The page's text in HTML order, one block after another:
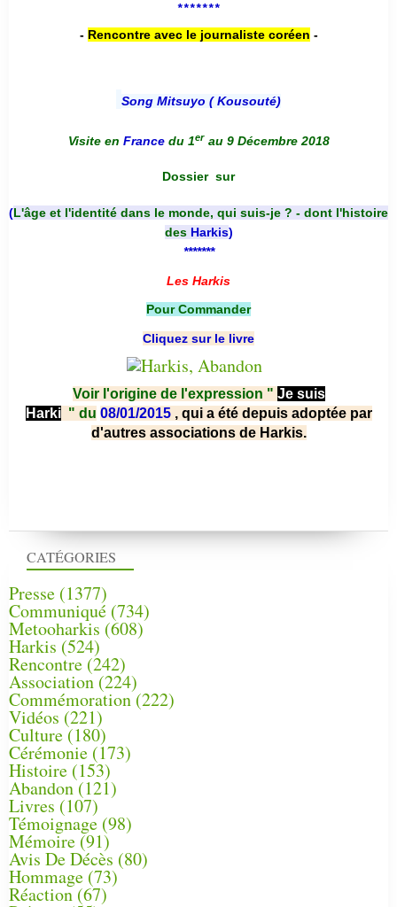
CATÉGORIES
Presse (1377)
Communiqué (734)
Metooharkis (608)
Harkis (524)
Rencontre (242)
Association (224)
Commémoration(222)
Vidéos (221)
Culture(180)
Cérémonie (173)
Histoire (153)
Abandon(121)
Livres (107)
Témoignage (98)
Mémoire (91)
Avis De Décès (80)
Hommage (73)
Réaction(67)
*******
- Rencontre avec le journaliste coréen -
Song Mitsuyo ( Kousouté)
Visite en France du 1er au 9 Décembre 2018
Dossier sur
(L'âge et l'identité dans le monde, qui suis-je ? - dont l'histoire
des Harkis)
*******
Les Harkis
Pour Commander
Cliquez sur le livre
Voir l'origine de l'expression " Je suis
Harki " du 08/01/2015 , qui a été depuis adoptée par
d'autres associations de Harkis.